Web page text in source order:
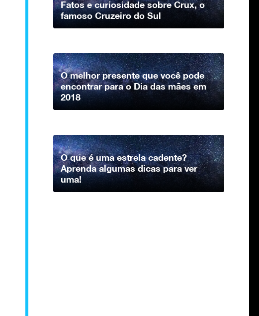
Fatos e curiosidade sobre Crux, o
famoso Cruzeiro do Sul
O melhor presente que você pode
encontrar para o Dia das mães em
2018
O que é uma estrela cadente?
Aprenda algumas dicas para ver
uma!